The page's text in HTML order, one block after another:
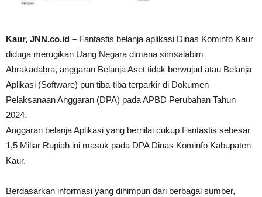
Kaur, JNN.co.id – Fantastis belanja aplikasi Dinas Kominfo Kaur
diduga merugikan Uang Negara dimana simsalabim
Abrakadabra, anggaran Belanja Aset tidak berwujud atau Belanja
Aplikasi (Software) pun tiba-tiba terparkir di Dokumen
Pelaksanaan Anggaran (DPA) pada APBD Perubahan Tahun
2024.
Anggaran belanja Aplikasi yang bernilai cukup Fantastis sebesar
1,5 Miliar Rupiah ini masuk pada DPA Dinas Kominfo Kabupaten
Kaur.
Berdasarkan informasi yang dihimpun dari berbagai sumber,